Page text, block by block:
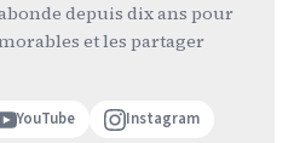
depuis dix ans pour
et les partager
YouTube
Instagram